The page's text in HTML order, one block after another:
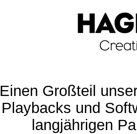
Einen Großteil
Playbacks und
langjährigen